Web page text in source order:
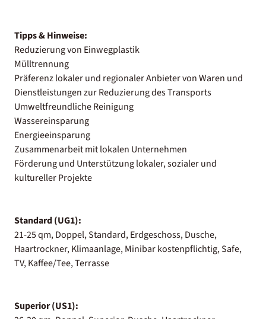
Tipps & Hinweise:
Reduzierung von Einwegplastik
Mülltrennung
Präferenz lokaler und regionaler Anbieter von Waren und
Dienstleistungen zur Reduzierung des Transports
Umweltfreundliche Reinigung
Wassereinsparung
Energieeinsparung
Zusammenarbeit mit lokalen Unternehmen
Förderung und Unterstützung lokaler, sozialer und
kultureller Projekte
Standard (UG1):
21-25 qm, Doppel, Standard, Erdgeschoss, Dusche,
Haartrockner, Klimaanlage, Minibar kostenpflichtig, Safe,
TV, Kaffee/Tee, Terrasse
Superior (US1):